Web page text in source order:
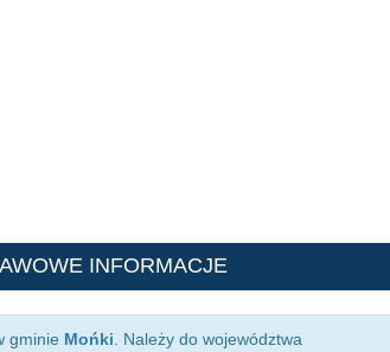
INFORMACJE
gminie Mońki . Należy do województwa